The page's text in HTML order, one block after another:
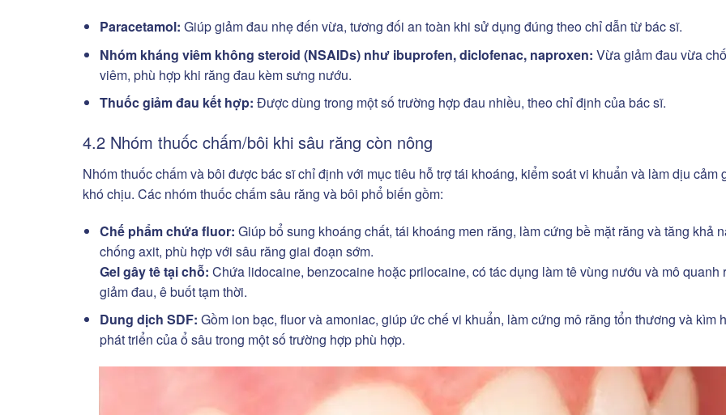
Paracetamol: Giúp giảm đau nhẹ đến vừa, tương đối an toàn khi sử dụng đúng theo chỉ dẫn từ bác sĩ.
Nhóm kháng viêm không steroid (NSAIDs) như ibuprofen, diclofenac, naproxen: Vừa giảm đau vừa
viêm, phù hợp khi răng đau kèm sưng nướu.
Thuốc giảm đau kết hợp: Được dùng trong một số trường hợp đau nhiều, theo chỉ định của bác sĩ.
4.2 Nhóm thuốc chấm/bôi khi sâu răng còn nông
Nhóm thuốc chấm và bôi được bác sĩ chỉ định với mục tiêu hỗ trợ tái khoáng, kiểm soát vi khuẩn và làm dịu cảm
khó chịu. Các nhóm thuốc chấm sâu răng và bôi phổ biến gồm:
Chế phẩm chứa fluor: Giúp bổ sung khoáng chất, tái khoáng men răng, làm cứng bề mặt răng và tăng khả
chống axit, phù hợp với sâu răng giai đoạn sớm.
Gel gây tê tại chỗ: Chứa lidocaine, benzocaine hoặc prilocaine, có tác dụng làm tê vùng nướu và mô quanh
giảm đau, ê buốt tạm thời.
Dung dịch SDF: Gồm ion bạc, fluor và amoniac, giúp ức chế vi khuẩn, làm cứng mô răng tổn thương và kìm
phát triển của ổ sâu trong một số trường hợp phù hợp.